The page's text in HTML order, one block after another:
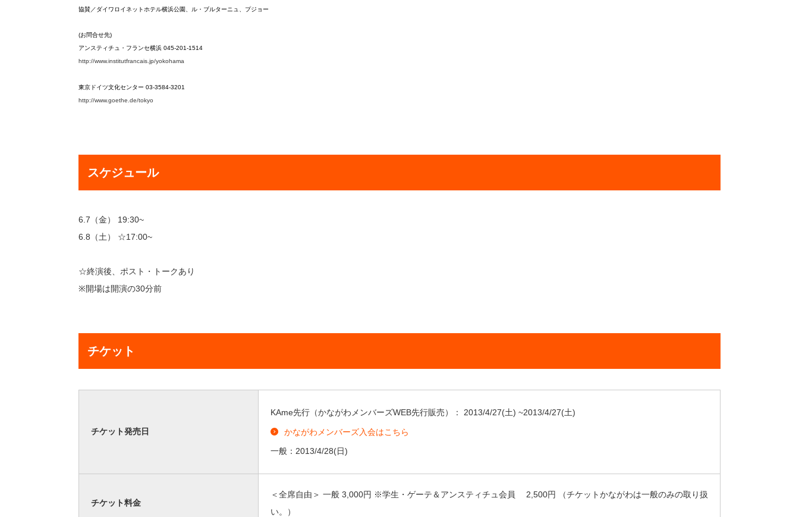
協賛／ダイワロイネットホテル横浜公園、ル・ブルターニュ、プジョー
(お問合せ先)
アンスティチュ・フランセ横浜 045-201-1514
http://www.institutfrancais.jp/yokohama
東京ドイツ文化センター 03-3584-3201
http://www.goethe.de/tokyo
スケジュール
6.7（金） 19:30~
6.8（土） ☆17:00~
☆終演後、ポスト・トークあり
※開場は開演の30分前
チケット
チケット発売日
KAme先行（かながわメンバーズWEB先行販売）： 2013/4/27(土) ~2013/4/27(土)
かながわメンバーズ入会はこちら
一般： 2013/4/28(日)
チケット料金
＜全席自由＞ 一般 3,000円 ※学生・ゲーテ＆アンスティチュ会員 2,500円 （チケットかながわは一般のみの取り扱
い。）